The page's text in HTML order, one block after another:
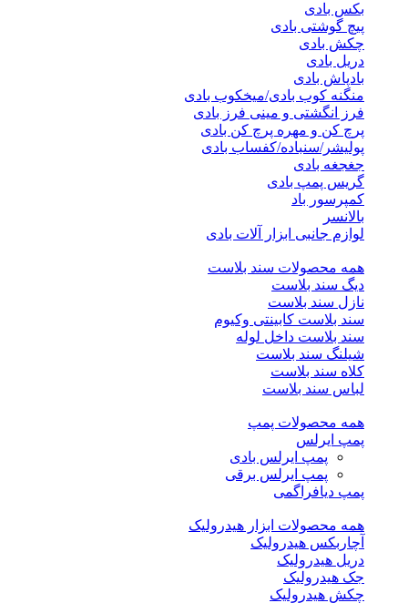
بکس بادی
پیچ گوشتی بادی
چکش بادی
دریل بادی
بادپاش بادی
منگنه کوب بادی/میخکوب بادی
فرز انگشتی و مینی فرز بادی
پرچ کن و مهره پرچ کن بادی
پولیشر/سنباده/کفساب بادی
جغجغه بادی
گریس پمپ بادی
کمپرسور باد
بالانسر
لوازم جانبی ابزار آلات بادی
همه محصولات سند بلاست
دیگ سند بلاست
نازل سند بلاست
سند بلاست کابینتی وکیوم
سند بلاست داخل لوله
شیلنگ سند بلاست
کلاه سند بلاست
لباس سند بلاست
همه محصولات پمپ
پمپ ایرلس
پمپ ایرلس بادی
پمپ ایرلس برقی
پمپ دیافراگمی
همه محصولات ابزار هیدرولیک
آچاربکس هیدرولیک
دریل هیدرولیک
جک هیدرولیک
چکش هیدرولیک